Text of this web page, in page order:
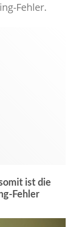
Fehler.
ist die
Fehler